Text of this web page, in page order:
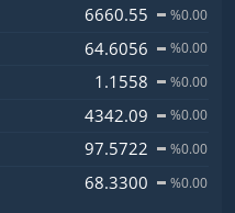
6660.55 %0.00
64.6056 %0.00
1.1558 %0.00
4342.09 %0.00
97.5722 %0.00
68.3300 %0.00